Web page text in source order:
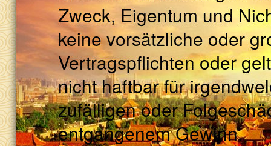
Zweck, Eigentum und
keine vorsätzliche oder
Vertragspflichten oder
nicht haftbar für
zufälligen oder
entgangenem Gewinn.